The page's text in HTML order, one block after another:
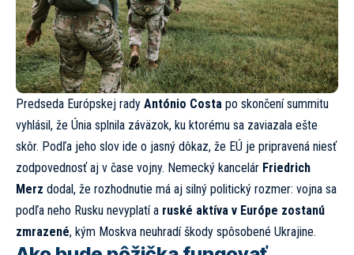
Predseda Európskej rady António Costa po skončení summitu
vyhlásil, že Únia splnila záväzok, ku ktorému sa zaviazala ešte
skôr. Podľa jeho slov ide o jasný dôkaz, že EÚ je pripravená niesť
zodpovednosť aj v čase vojny. Nemecký kancelár Friedrich
Merz dodal, že rozhodnutie má aj silný politický rozmer: vojna sa
podľa neho Rusku nevyplatí a ruské aktíva v Európe zostanú
zmrazené, kým Moskva neuhradí škody spôsobené Ukrajine.